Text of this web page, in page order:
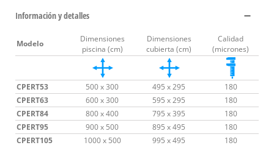
Información y detalles
Modelo
Dimensiones
piscina (cm)
Dimensiones
cubierta (cm)
Calidad
(micrones)
CPERT53 500 x 300 495 x 295
180
CPERT63
600 x 300 595 x 295
180
CPERT84
800 x 400 795 x 395
180
CPERT95
900 x 500 895 x 495
180
CPERT105
1000 x 500 995 x 495 180